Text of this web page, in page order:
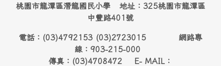
桃園市龍潭區潛龍國民小學 地址：325桃園市龍潭區
中豐路401號
電話：(03)4792153 (03)2723015 網路專
線：903-215-000
傳真：(03)4708472 E- MAIL：